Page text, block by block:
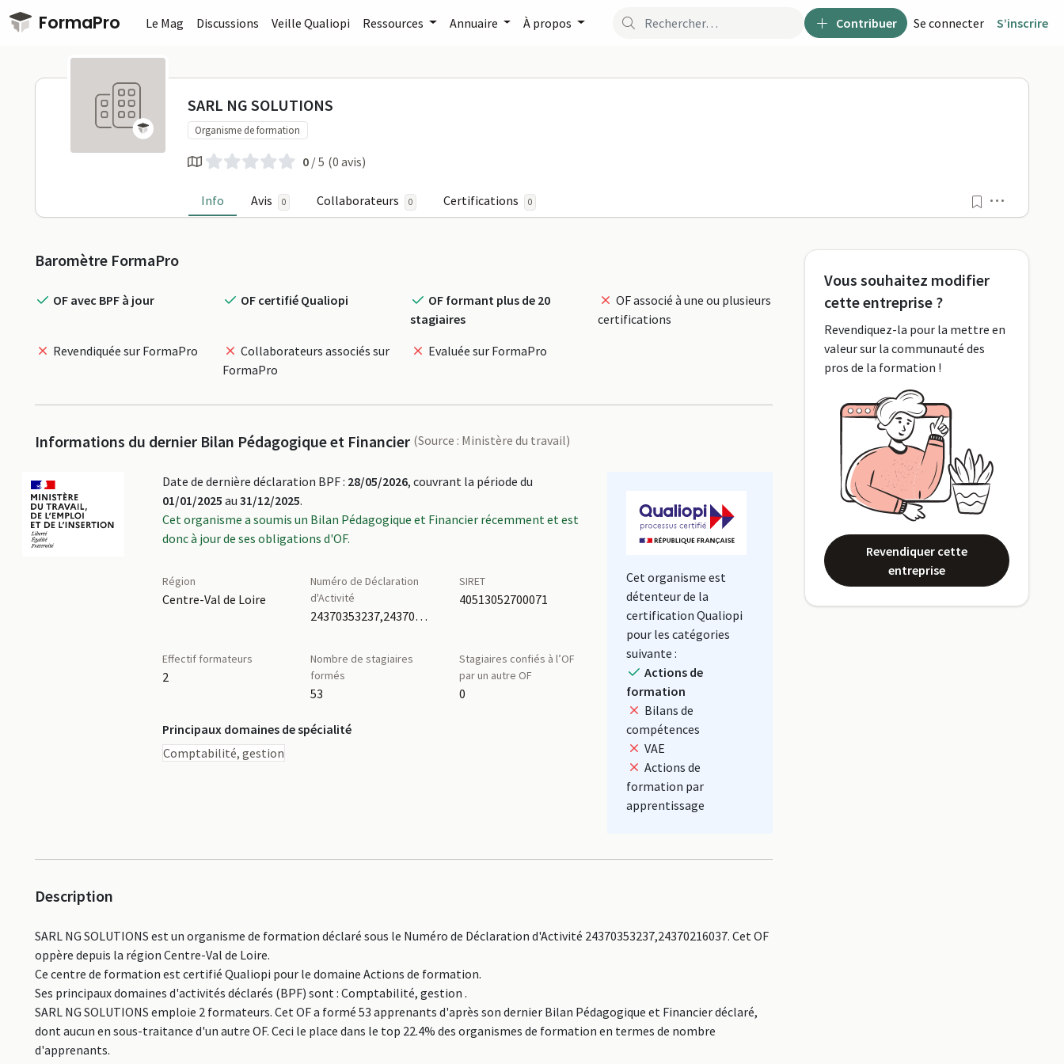
Passer au contenu principal
FormaPro Contribuer Se connecter S’inscrire
Le Mag Discussions Veille Qualiopi Ressources Annuaire À propos
SARL NG SOLUTIONS sur FormaPro
SARL NG SOLUTIONS
Organisme de formation
0 / 5 (0 avis)
Info Avis 0 Collaborateurs 0 Certifications 0
Profil
Baromètre FormaPro
OF avec BPF à jour OF certifié Qualiopi
OF formant plus de 20
stagiaires
OF associé à une ou plusieurs
certifications
Revendiquée sur FormaPro
Collaborateurs associés sur
FormaPro
Evaluée sur FormaPro
Informations du dernier Bilan Pédagogique et Financier (Source : Ministère du travail)
Date de dernière déclaration BPF : 28/05/2026, couvrant la période du
01/01/2025 au 31/12/2025.
Cet organisme a soumis un Bilan Pédagogique et Financier récemment et est
donc à jour de ses obligations d'OF.
Région
Centre-Val de Loire
Numéro de Déclaration
d'Activité
24370353237,24370216037
SIRET
40513052700071
Effectif formateurs
2
Nombre de stagiaires
formés
53
Stagiaires confiés à l’OF
par un autre OF
0
Principaux domaines de spécialité
Comptabilité, gestion
Cet organisme est
détenteur de la
certification Qualiopi
pour les catégories
suivante :
Actions de
formation
Bilans de
compétences
VAE
Actions de
formation par
apprentissage
Description
SARL NG SOLUTIONS est un organisme de formation déclaré sous le Numéro de Déclaration d'Activité 24370353237,24370216037. Cet OF
oppère depuis la région Centre-Val de Loire.
Ce centre de formation est certifié Qualiopi pour le domaine Actions de formation.
Ses principaux domaines d'activités déclarés (BPF) sont : Comptabilité, gestion .
SARL NG SOLUTIONS emploie 2 formateurs. Cet OF a formé 53 apprenants d'après son dernier Bilan Pédagogique et Financier déclaré,
dont aucun en sous-traitance d'un autre OF. Ceci le place dans le top 22.4% des organismes de formation en termes de nombre
d'apprenants.
Vous souhaitez modifier
cette entreprise ?
Revendiquez-la pour la mettre en
valeur sur la communauté des
pros de la formation !
Revendiquer cette
entreprise